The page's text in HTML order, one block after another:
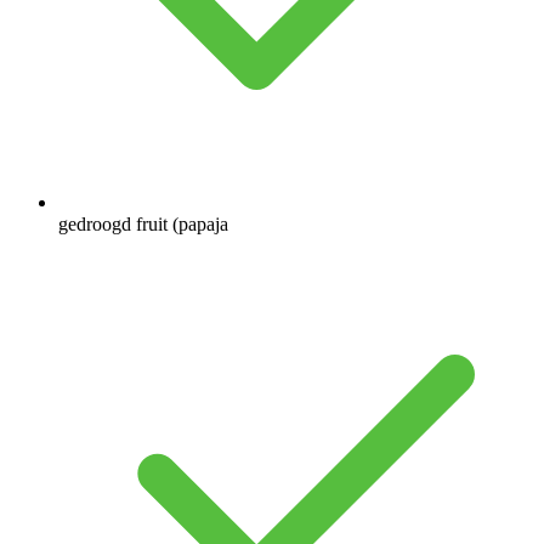
gedroogd fruit (papaja